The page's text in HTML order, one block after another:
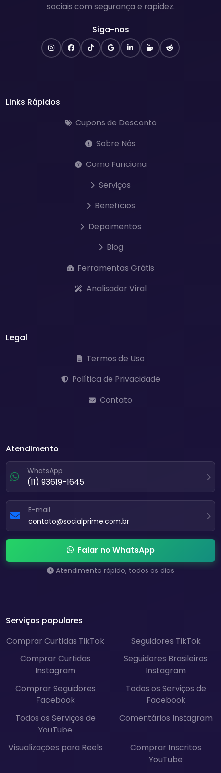
sociais com segurança e rapidez.
Siga-nos
Links Rápidos
Cupons de Desconto
Sobre Nós
Como Funciona
Serviços
Benefícios
Depoimentos
Blog
Ferramentas Grátis
Analisador Viral
Legal
Termos de Uso
Política de Privacidade
Contato
Atendimento
WhatsApp
(11) 93619-1645
E-mail
contato@socialprime.com.br
Falar no WhatsApp
Atendimento rápido, todos os dias
Serviços populares
Comprar Curtidas TikTok
Seguidores TikTok
Comprar Curtidas
Instagram
Seguidores Brasileiros
Instagram
Comprar Seguidores
Facebook
Todos os Serviços de
Facebook
Todos os Serviços de
YouTube
Comentários Instagram
Visualizações para Reels
Comprar Inscritos
YouTube